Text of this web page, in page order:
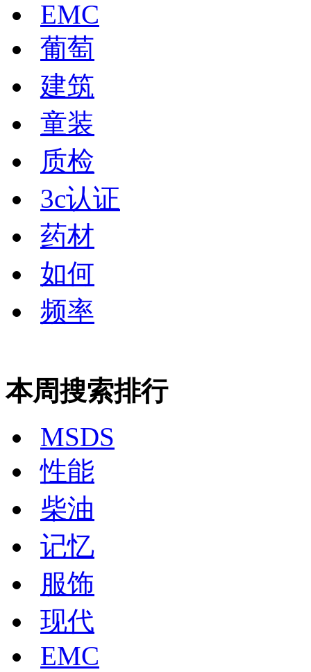
EMC
葡萄
建筑
童装
质检
3c认证
药材
如何
频率
本周搜索排行
MSDS
性能
柴油
记忆
服饰
现代
EMC